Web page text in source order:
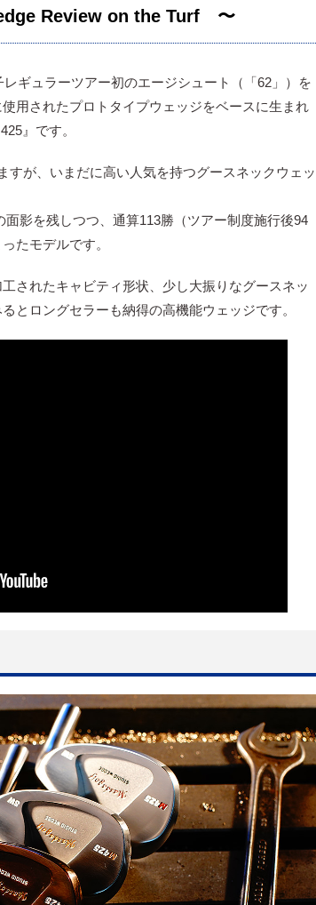
Review on the Turf 〜
ギュラーツアー初のエージシュート（「62」）を
用されたプロトタイプウェッジをベースに生まれ
』です。
すが、いまだに高い人気を持つグースネックウェッ
面影を残しつつ、通算113勝（ツアー制度施行後94
たモデルです。
されたキャビティ形状、少し大振りなグースネッ
とロングセラーも納得の高機能ウェッジです。